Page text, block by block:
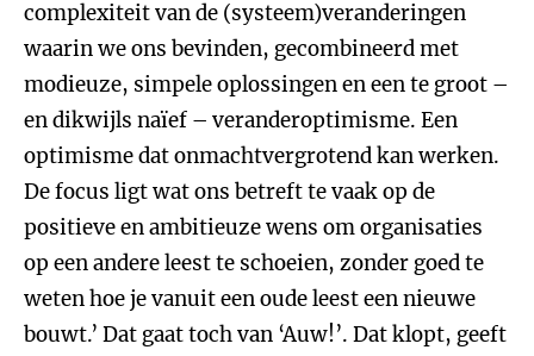
complexiteit van de (systeem)veranderingen
waarin we ons bevinden, gecombineerd met
modieuze, simpele oplossingen en een te groot –
en dikwijls naïef – veranderoptimisme. Een
optimisme dat onmachtvergrotend kan werken.
De focus ligt wat ons betreft te vaak op de
positieve en ambitieuze wens om organisaties
op een andere leest te schoeien, zonder goed te
weten hoe je vanuit een oude leest een nieuwe
bouwt.’ Dat gaat toch van ‘Auw!’. Dat klopt, geeft